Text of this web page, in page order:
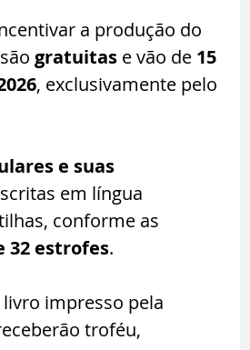
a produção do
gratuitas e vão de 15
, exclusivamente pelo
e suas
em língua
conforme as
32 estrofes.
impresso pela
troféu,